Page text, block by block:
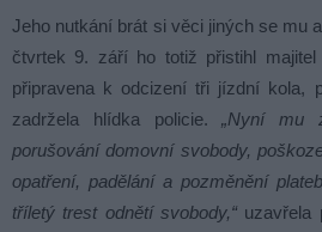
Jeho nutkání brát si věci jiných se mu
čtvrtek 9. září ho totiž přistihl
připravena k odcizení tři jízdní kola,
zadržela hlídka policie.„Nyní mu
porušování domovní svobody,
opatření, padělání a pozměnění
tříletý trest odnětí svobody,“ uzavřela